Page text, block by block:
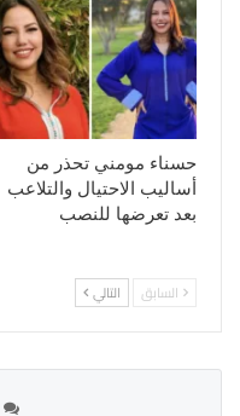
حسناء مومني تحذر من
أساليب الاحتيال والتلاعب
بعد تعرضها للنصب
السابق التالي